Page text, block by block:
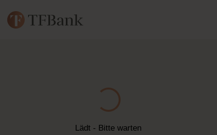
Lädt - Bitte warten